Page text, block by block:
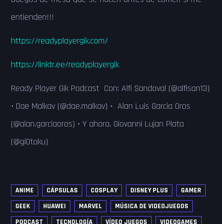
entienden!!!
https://readyplayergik.com/
https://linktr.ee/readyplayergik
Ready Player Gik Podcast Con: Alfi Sandoval (@alfisan13)
• Dae Malkav (@dae.malkav) • Alan Luis Garcia Oros
(@alan.garciaoros) • Y ahora, Giovanni Lujan Plata
(@giOtaku)
ANIME CÁPSULAS COSPLAY DISNEY PLUS
GAMER
GEEK
HUAWEI MARVEL
MÚSICA DE VIDEOJUEGOS
PODCAST
TECNOLOGÍA VÍDEO JUEGOS
VIDEOGAMES